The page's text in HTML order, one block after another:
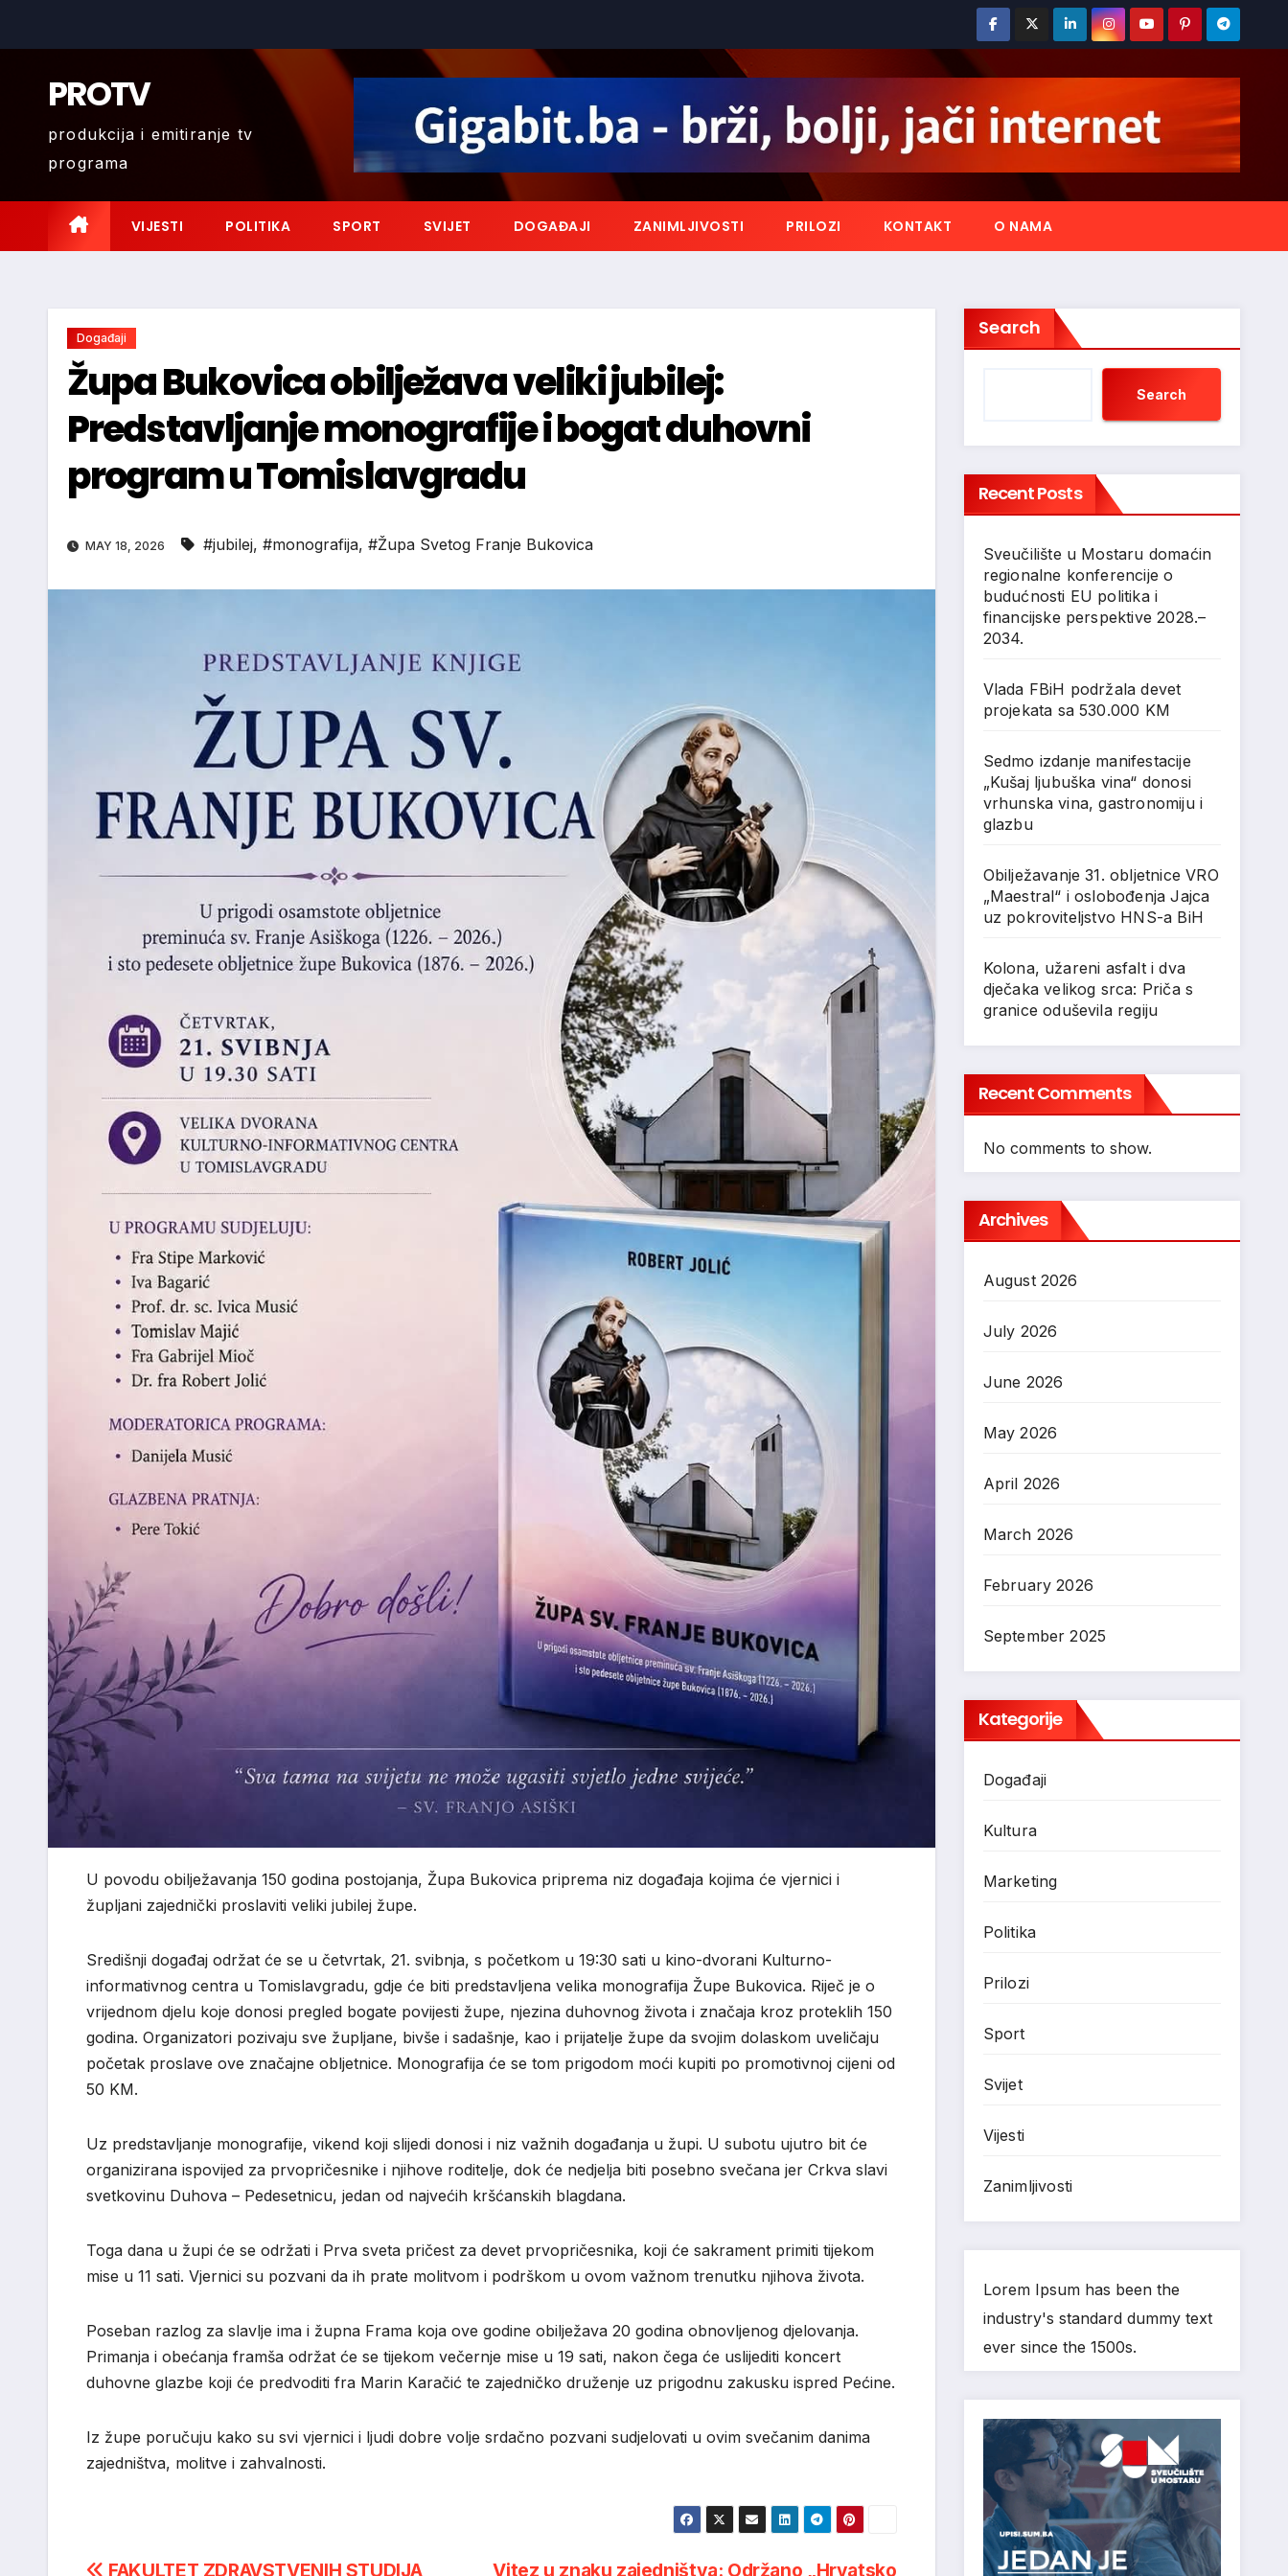
PROTV
produkcija i emitiranje tv
programa
VIJESTI POLITIKA SPORT SVIJET DOGAĐAJI ZANIMLJIVOSTI PRILOZI KONTAKT O NAMA
Događaji
Župa Bukovica obilježava veliki jubilej:
Predstavljanje monografije i bogat duhovni
program u Tomislavgradu
MAY 18, 2026 #jubilej, #monografija, #Župa Svetog Franje Bukovica
U povodu obilježavanja 150 godina postojanja, Župa Bukovica priprema niz događaja kojima će vjernici i
župljani zajednički proslaviti veliki jubilej župe.
Središnji događaj održat će se u četvrtak, 21. svibnja, s početkom u 19:30 sati u kino-dvorani Kulturno-
informativnog centra u Tomislavgradu, gdje će biti predstavljena velika monografija Župe Bukovica. Riječ je o
vrijednom djelu koje donosi pregled bogate povijesti župe, njezina duhovnog života i značaja kroz proteklih 150
godina. Organizatori pozivaju sve župljane, bivše i sadašnje, kao i prijatelje župe da svojim dolaskom uveličaju
početak proslave ove značajne obljetnice. Monografija će se tom prigodom moći kupiti po promotivnoj cijeni od
50 KM.
Uz predstavljanje monografije, vikend koji slijedi donosi i niz važnih događanja u župi. U subotu ujutro bit će
organizirana ispovijed za prvopričesnike i njihove roditelje, dok će nedjelja biti posebno svečana jer Crkva slavi
svetkovinu Duhova – Pedesetnicu, jedan od najvećih kršćanskih blagdana.
Toga dana u župi će se održati i Prva sveta pričest za devet prvopričesnika, koji će sakrament primiti tijekom
mise u 11 sati. Vjernici su pozvani da ih prate molitvom i podrškom u ovom važnom trenutku njihova života.
Poseban razlog za slavlje ima i župna Frama koja ove godine obilježava 20 godina obnovljenog djelovanja.
Primanja i obećanja framša održat će se tijekom večernje mise u 19 sati, nakon čega će uslijediti koncert
duhovne glazbe koji će predvoditi fra Marin Karačić te zajedničko druženje uz prigodnu zakusku ispred Pećine.
Iz župe poručuju kako su svi vjernici i ljudi dobre volje srdačno pozvani sudjelovati u ovim svečanim danima
zajedništva, molitve i zahvalnosti.
Vitez u znaku zajedništva: Održano „Hrvatsko
FAKULTET ZDRAVSTVENIH STUDIJA
Search
Search
Recent Posts
Sveučilište u Mostaru domaćin
regionalne konferencije o
budućnosti EU politika i
financijske perspektive 2028.–
2034.
Vlada FBiH podržala devet
projekata sa 530.000 KM
Sedmo izdanje manifestacije
„Kušaj ljubuška vina“ donosi
vrhunska vina, gastronomiju i
glazbu
Obilježavanje 31. obljetnice VRO
„Maestral“ i oslobođenja Jajca
uz pokroviteljstvo HNS-a BiH
Kolona, užareni asfalt i dva
dječaka velikog srca: Priča s
granice oduševila regiju
Recent Comments
No comments to show.
Archives
August 2026
July 2026
June 2026
May 2026
April 2026
March 2026
February 2026
September 2025
Kategorije
Događaji
Kultura
Marketing
Politika
Prilozi
Sport
Svijet
Vijesti
Zanimljivosti
Lorem Ipsum has been the
industry's standard dummy text
ever since the 1500s.